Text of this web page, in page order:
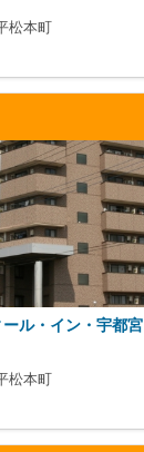
松本町
ル・イン・宇都宮
松本町